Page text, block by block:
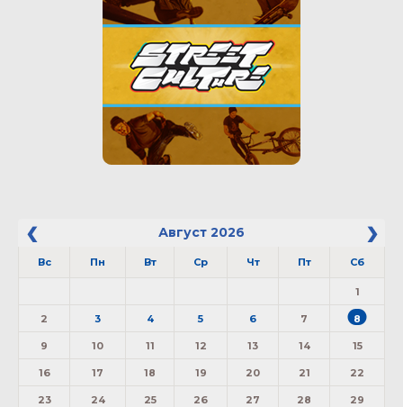
Август 2026
Вс Пн Вт Ср Чт Пт Сб
1
2 3 4 5 6 7 8
9 10 11 12 13 14 15
16 17 18 19 20 21 22
23 24 25 26 27 28 29